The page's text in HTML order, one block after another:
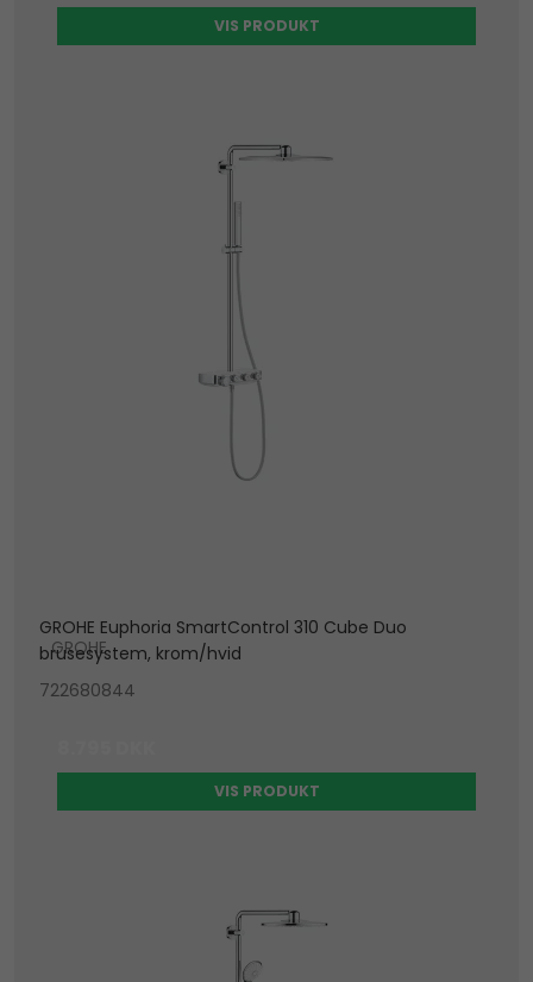
VIS PRODUKT
GROHE Euphoria SmartControl 310 Cube Duo
brusesystem, krom/hvid
GROHE
722680844
VIS PRODUKT